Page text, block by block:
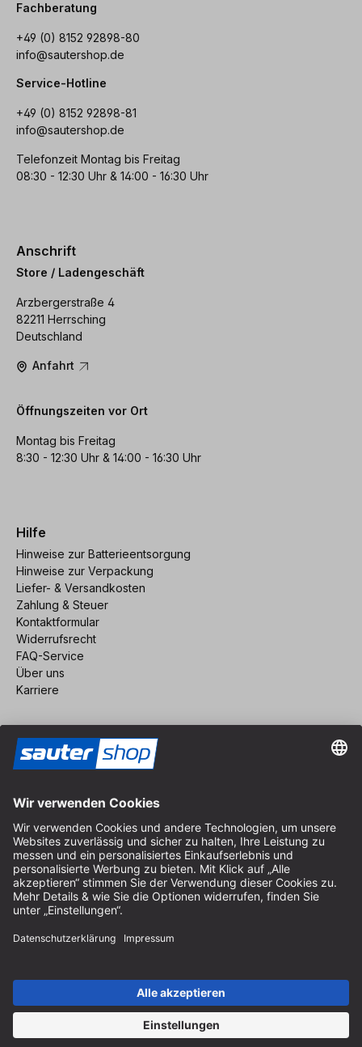
Fachberatung
+49 (0) 8152 92898-80
info@sautershop.de
Service-Hotline
+49 (0) 8152 92898-81
info@sautershop.de
Telefonzeit Montag bis Freitag
08:30 - 12:30 Uhr & 14:00 - 16:30 Uhr
Anschrift
Store / Ladengeschäft
Arzbergerstraße 4
82211 Herrsching
Deutschland
Anfahrt
Öffnungszeiten vor Ort
Montag bis Freitag
8:30 - 12:30 Uhr & 14:00 - 16:30 Uhr
Hilfe
Hinweise zur Batterieentsorgung
Hinweise zur Verpackung
Liefer- & Versandkosten
Zahlung & Steuer
Kontaktformular
Widerrufsrecht
FAQ-Service
Über uns
Karriere
Impressum
AGB
Datenschutz
Cookie-Einstellungen
© 2026 sauter GmbH
* kostenloser Versand ab 150 Euro Bestellwert innerhalb
Deutschlands für die Standard-Paketgrößen - ausgenommen
Sperrgut und Fracht
In Abh. des Lieferlandes kann die MwSt. an der Kasse variieren.